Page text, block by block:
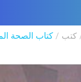
كتب كتاب الصحة